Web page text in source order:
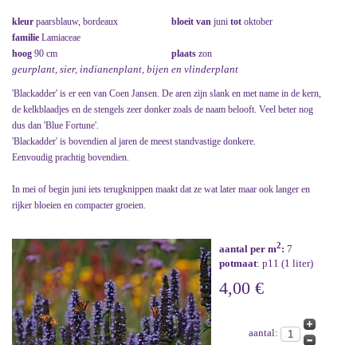
kleur paarsblauw, bordeaux bloeit van juni tot oktober
familie Lamiaceae
hoog 90 cm plaats zon
geurplant, sier, indianenplant, bijen en vlinderplant
'Blackadder' is er een van Coen Jansen. De aren zijn slank en met name in de kern,
de kelkblaadjes en de stengels zeer donker zoals de naam belooft. Veel beter nog
dus dan 'Blue Fortune'.
'Blackadder' is bovendien al jaren de meest standvastige donkere.
Eenvoudig prachtig bovendien.
In mei of begin juni iets terugknippen maakt dat ze wat later maar ook langer en
rijker bloeien en compacter groeien.
aantal per m2: 7
potmaat: p11 (1 liter)
4,00 €
aantal: